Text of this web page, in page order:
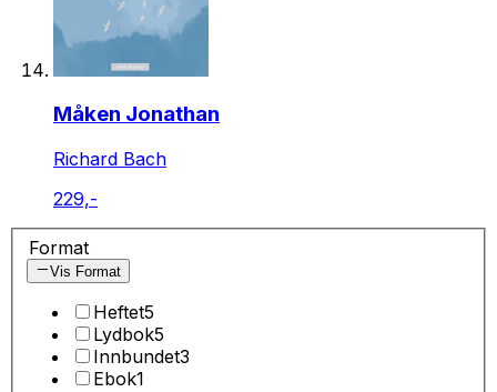
Måken Jonathan
Richard Bach
229,-
Format
Vis Format
Heftet5
Lydbok5
Innbundet3
Ebok1